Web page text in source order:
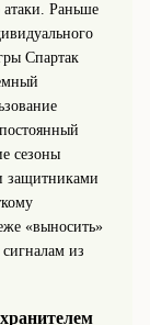
Раньше
Спартак
сезоны
защитниками
«выносить»
из